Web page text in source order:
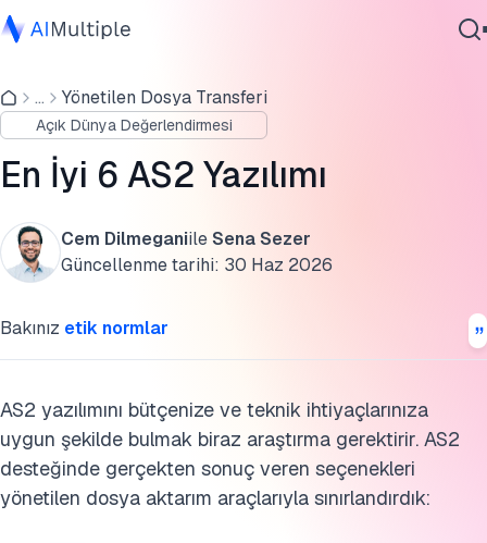
Ajanik Yapay Zeka
Siber güvenlik
Veri
Kurumsal Yazılım
Hizmetler
Bize Ulaşın
... Yönetilen Dosya Transferi
Açık Dünya Değerlendirmesi
En İyi 6 AS2 Yazılımı
Cem DilmeganiileSena Sezer
Güncellenme tarihi: 30 Haz 2026
Bakınız etik normlar
AS2 yazılımını bütçenize ve teknik ihtiyaçlarınıza
uygun şekilde bulmak biraz araştırma gerektirir. AS2
desteğinde gerçekten sonuç veren seçenekleri
yönetilen dosya aktarım araçlarıyla sınırlandırdık:
SSS'ler
Daha Fazla Okuma